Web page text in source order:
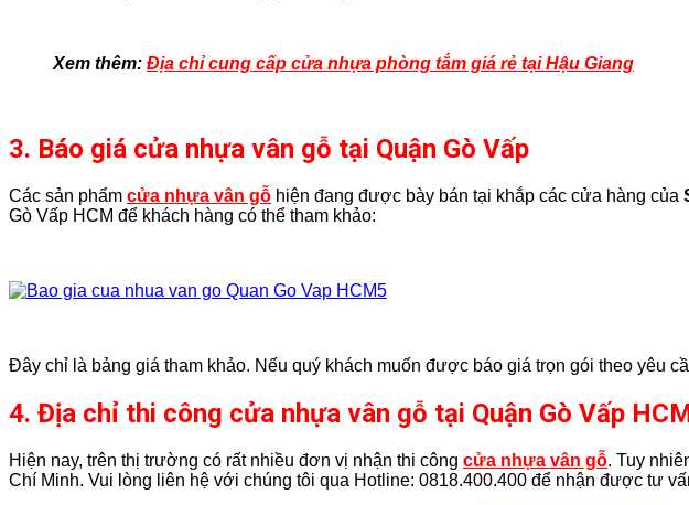
Xem thêm: Địa chỉ cung cấp cửa nhựa phòng tắm giá rẻ tại Hậu Giang
3. Báo giá cửa nhựa vân gỗ tại Quận Gò Vấp
Các sản phẩm cửa nhựa vân gỗ hiện đang được bày bán tại khắp các cửa hàng của
Gò Vấp HCM để khách hàng có thể tham khảo:
Đây chỉ là bảng giá tham khảo. Nếu quý khách muốn được báo giá trọn gói theo yêu
4. Địa chỉ thi công cửa nhựa vân gỗ tại Quận Gò Vấp
Hiện nay, trên thị trường có rất nhiều đơn vị nhận thi công cửa nhựa vân gỗ. Tuy
Chí Minh. Vui lòng liên hệ với chúng tôi qua Hotline: 0818.400.400 để nhận được tư